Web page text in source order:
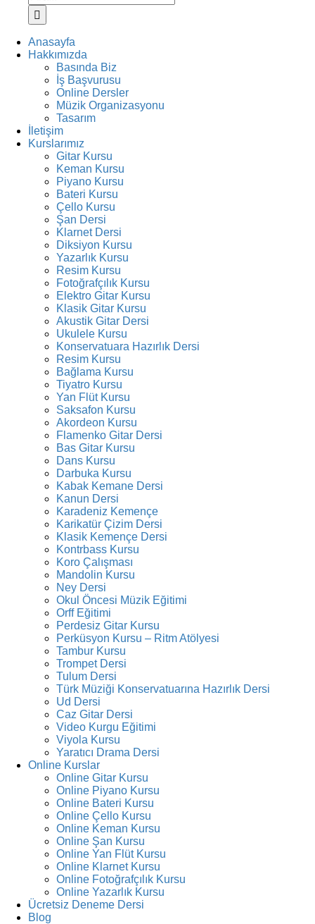
Anasayfa
Hakkımızda
Basında Biz
İş Başvurusu
Online Dersler
Müzik Organizasyonu
Tasarım
İletişim
Kurslarımız
Gitar Kursu
Keman Kursu
Piyano Kursu
Bateri Kursu
Çello Kursu
Şan Dersi
Klarnet Dersi
Diksiyon Kursu
Yazarlık Kursu
Resim Kursu
Fotoğrafçılık Kursu
Elektro Gitar Kursu
Klasik Gitar Kursu
Akustik Gitar Dersi
Ukulele Kursu
Konservatuara Hazırlık Dersi
Resim Kursu
Bağlama Kursu
Tiyatro Kursu
Yan Flüt Kursu
Saksafon Kursu
Akordeon Kursu
Flamenko Gitar Dersi
Bas Gitar Kursu
Dans Kursu
Darbuka Kursu
Kabak Kemane Dersi
Kanun Dersi
Karadeniz Kemençe
Karikatür Çizim Dersi
Klasik Kemençe Dersi
Kontrbass Kursu
Koro Çalışması
Mandolin Kursu
Ney Dersi
Okul Öncesi Müzik Eğitimi
Orff Eğitimi
Perdesiz Gitar Kursu
Perküsyon Kursu – Ritm Atölyesi
Tambur Kursu
Trompet Dersi
Tulum Dersi
Türk Müziği Konservatuarına Hazırlık Dersi
Ud Dersi
Caz Gitar Dersi
Video Kurgu Eğitimi
Viyola Kursu
Yaratıcı Drama Dersi
Online Kurslar
Online Gitar Kursu
Online Piyano Kursu
Online Bateri Kursu
Online Çello Kursu
Online Keman Kursu
Online Şan Kursu
Online Yan Flüt Kursu
Online Klarnet Kursu
Online Fotoğrafçılık Kursu
Online Yazarlık Kursu
Ücretsiz Deneme Dersi
Blog